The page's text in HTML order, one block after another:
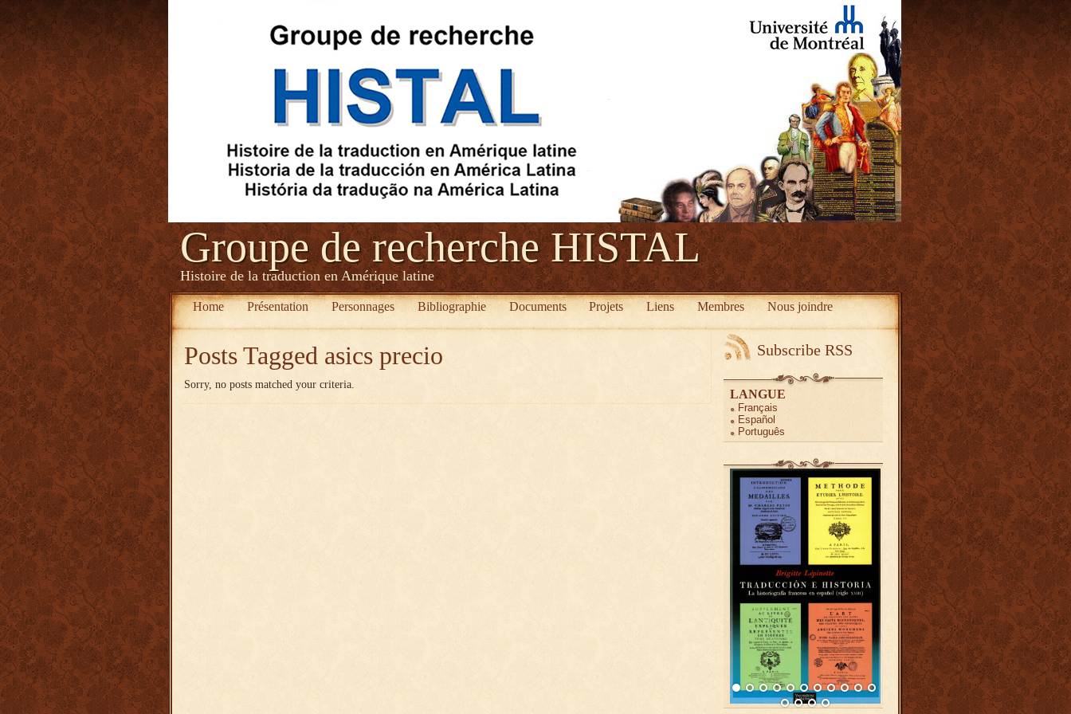
Groupe de recherche HISTAL
Histoire de la traduction en Amérique latine
Home Présentation Personnages Bibliographie Documents Projets Liens Membres Nous joindre
Posts Tagged asics precio
Sorry, no posts matched your criteria.
Subscribe RSS
LANGUE
Français
Español
Português